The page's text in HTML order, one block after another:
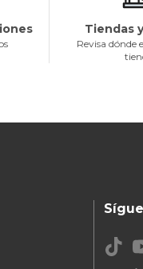
Tiendas
Revisa dónde